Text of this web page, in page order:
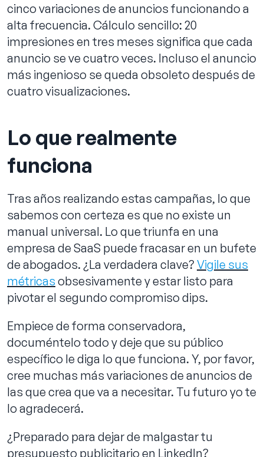
cinco variaciones de anuncios funcionando a
alta frecuencia. Cálculo sencillo: 20
impresiones en tres meses significa que cada
anuncio se ve cuatro veces. Incluso el anuncio
más ingenioso se queda obsoleto después de
cuatro visualizaciones.
Lo que realmente
funciona
Tras años realizando estas campañas, lo que
sabemos con certeza es que no existe un
manual universal. Lo que triunfa en una
empresa de SaaS puede fracasar en un bufete
de abogados. ¿La verdadera clave? Vigile sus
métricas obsesivamente y estar listo para
pivotar el segundo compromiso dips.
Empiece de forma conservadora,
documéntelo todo y deje que su público
específico le diga lo que funciona. Y, por favor,
cree muchas más variaciones de anuncios de
las que crea que va a necesitar. Tu futuro yo te
lo agradecerá.
¿Preparado para dejar de malgastar tu
presupuesto publicitario en LinkedIn?